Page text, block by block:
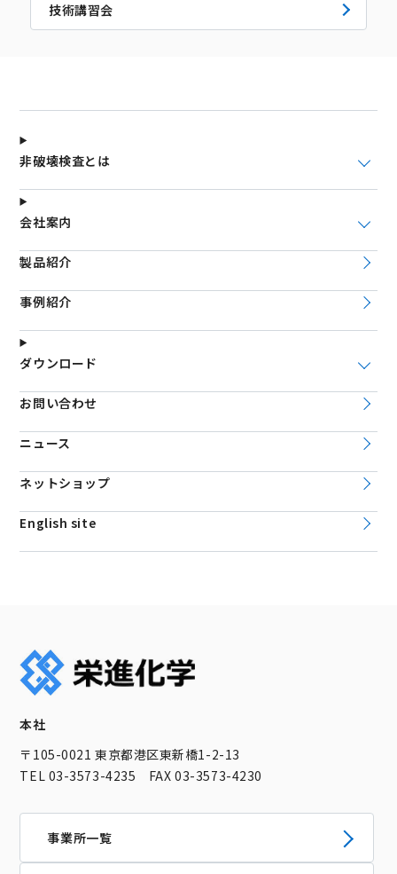
技術講習会
非破壊検査とは
会社案内
製品紹介
事例紹介
ダウンロード
お問い合わせ
ニュース
ネットショップ
English site
本社
〒105-0021 東京都港区東新橋1-2-13
TEL 03-3573-4235 FAX 03-3573-4230
事業所一覧